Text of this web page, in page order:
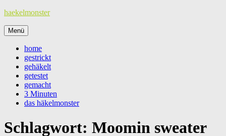
Zum
springen
haekelmonster
Menü
home
gestrickt
gehäkelt
getestet
gemacht
3 Minuten
das häkelmonster
Schlagwort: Moomin sweater